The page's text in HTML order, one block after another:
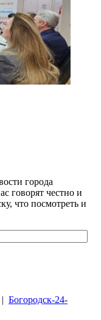
города
говорят честно и
что посмотреть и
Богородск-24-